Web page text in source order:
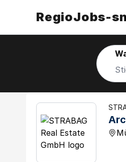
RegioJobs-sn